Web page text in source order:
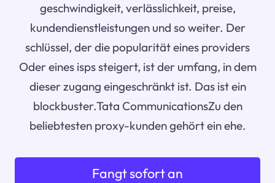
geschwindigkeit, verlässlichkeit, preise,
kundendienstleistungen und so weiter. Der
schlüssel, der die popularität eines providers
Oder eines isps steigert, ist der umfang, in dem
dieser zugang eingeschränkt ist. Das ist ein
blockbuster.Tata CommunicationsZu den
beliebtesten proxy-kunden gehört ein ehe.
Fangt sofort an